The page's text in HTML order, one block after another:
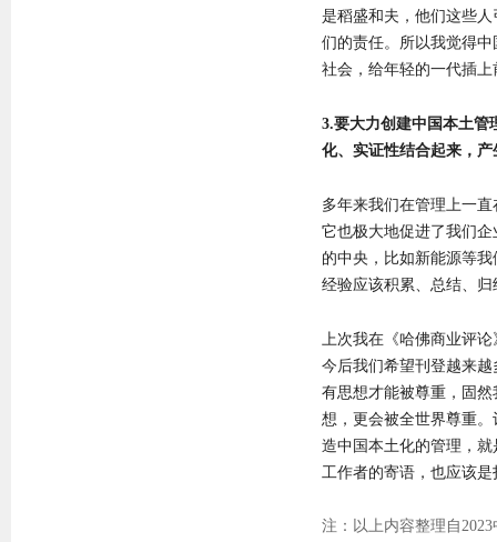
是稻盛和夫，他们这些
们的责任。所以我觉得
社会，给年轻的一代插
3.要大力创建中国本土管
化、实证性结合起来，
多年来我们在管理上一
它也极大地促进了我们
的中央，比如新能源等
经验应该积累、总结、归
上次我在《哈佛商业评
今后我们希望刊登越来
有思想才能被尊重，固
想，更会被全世界尊重
造中国本土化的管理，
工作者的寄语，也应该
注：以上内容整理自